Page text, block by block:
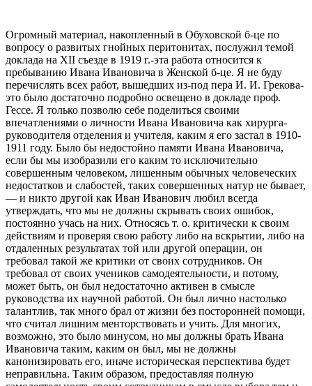
Огромный материал, накопленный в Обуховской б-це по
вопросу о развитых гнойных перитонитах, послужил темой
доклада на ХІІ съезде в 1919 г.-эта работа относится к
пребыванию Ивана Ивановича в Женской б-це. Я не буду
перечислять всех работ, вышедших из-под пера И. И. Грекова-
это было достаточно подробно освещено в докладе проф.
Гессе. Я только позволю себе поделиться своими
впечатлениями о личности Ивана Ивановича как хирурга-
руководителя отделения и учителя, каким я его застал в 1910-
1911 году. Было бы недостойно памяти Ивана Ивановича,
если бы мы изобразили его каким то исключительно
совершенным человеком, лишенным обычных человеческих
недостатков и слабостей, таких совершенных натур не бывает,
— и никто другой как Иван Иванович любил всегда
утверждать, что мы не должны скрывать своих ошибок,
постоянно учась на них. Относясь т. о. критически к своим
действиям и проверяя свою работу либо на вскрытии, либо на
отдаленных результатах той или другой операции, он
требовал такой же критики от своих сотрудников. Он
требовал от своих учеников самодеятельности, и потому,
может быть, он был недостаточно активен в смысле
руководства их научной работой. Он был лично настолько
талантлив, так много брал от жизни без посторонней помощи,
что считал лишним менторствовать и учить. Для многих,
возможно, это было минусом, но мы должны брать Ивана
Ивановича таким, каким он был, мы не должны
канонизировать его, иначе историческая перспектива будет
неправильна. Таким образом, предоставляя полную